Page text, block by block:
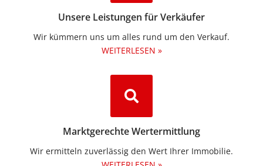
Unsere Leistungen für Verkäufer
Wir kümmern uns um alles rund um den Verkauf.
WEITERLESEN »
Marktgerechte Wertermittlung
Wir ermitteln zuverlässig den Wert Ihrer Immobilie.